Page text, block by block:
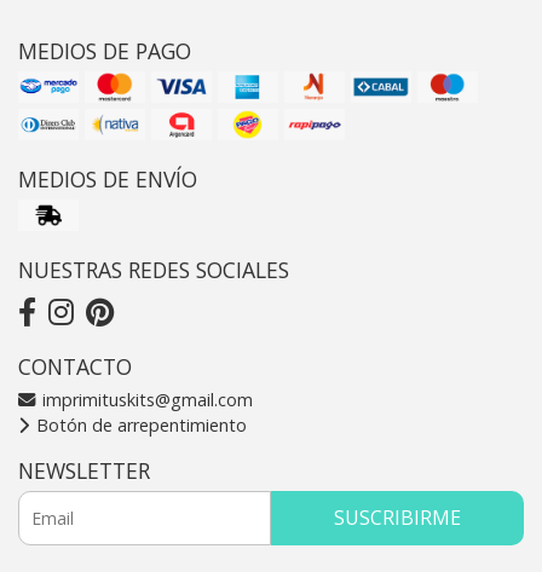
MEDIOS DE PAGO
MEDIOS DE ENVÍO
NUESTRAS REDES SOCIALES
CONTACTO
imprimituskits@gmail.com
Botón de arrepentimiento
NEWSLETTER
SUSCRIBIRME